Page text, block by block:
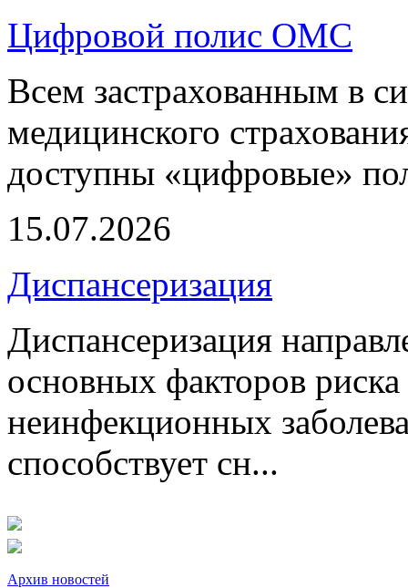
Цифровой полис ОМС
Всем застрахованным в
медицинского
доступны «цифровые»
15.07.2026
Диспансеризация
Диспансеризация
основных факторов
неинфекционных
способствует сн...
Архив новостей